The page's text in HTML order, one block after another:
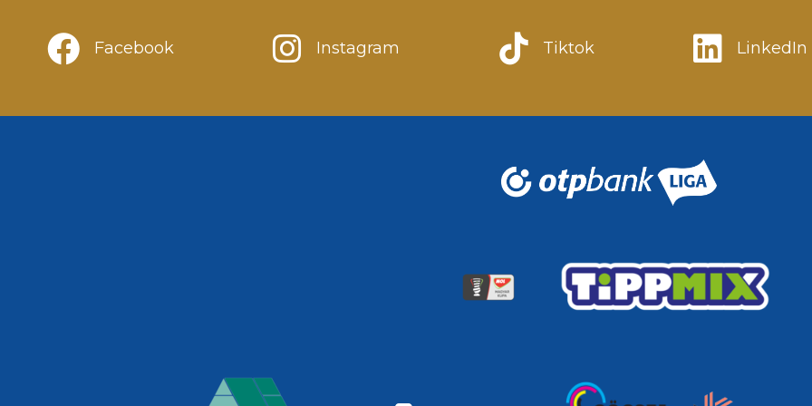
Facebook Instagram Tiktok LinkedIn